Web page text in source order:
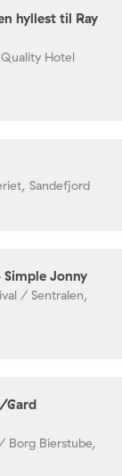
hyllest til Ray
Hotel
Sandefjord
Jonny
/ Sentralen,
Gard
Borg Bierstube,